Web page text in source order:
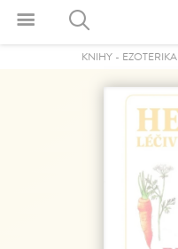
KNIHY - EZOTERIKA